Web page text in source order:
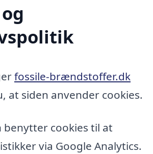
fossile-brændstoffer.dk
at siden anvender cookies.
benytter cookies til at
via Google Analytics.